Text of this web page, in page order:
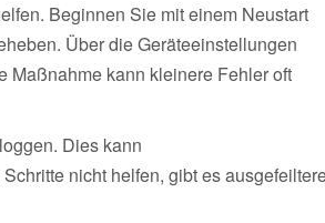
Beginnen Sie mit einem Neustart
Über die Geräteeinstellungen
Maßnahme kann kleinere Fehler oft
Dies kann
nicht helfen, gibt es